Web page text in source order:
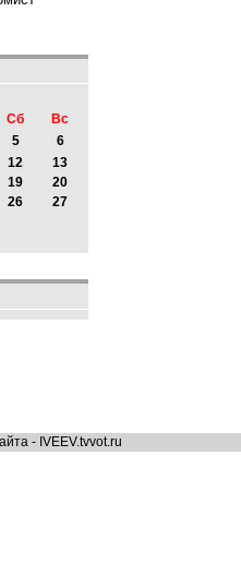
Сб
Вс
5
6
12
13
19
20
26
27
- IVEEV.tvvot.ru